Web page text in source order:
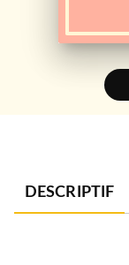
DESCRIPTIF